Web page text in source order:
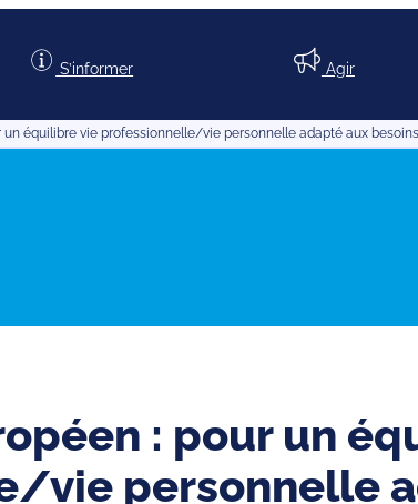
S’informer Agir
un équilibre vie professionnelle/vie personnelle adapté aux besoins
: pour un
vie personnelle